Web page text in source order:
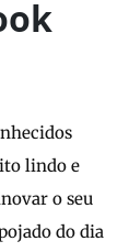
lindo e
o seu
do dia